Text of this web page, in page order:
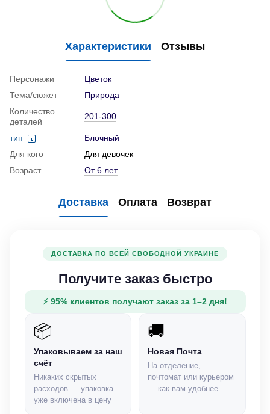
Характеристики Отзывы
Персонажи
Цветок
Тема/сюжет
Природа
Количество
деталей
201-300
тип
Блочный
Для кого
Для девочек
Возраст
От 6 лет
Доставка Оплата Возврат
ДОСТАВКА ПО ВСЕЙ СВОБОДНОЙ УКРАИНЕ
Получите заказ быстро
⚡ 95% клиентов получают заказ за 1–2 дня!
📦
Упаковываем за наш
счёт
Никаких скрытых
расходов — упаковка
уже включена в цену
🚚
Новая Почта
На отделение,
почтомат или курьером
— как вам удобнее